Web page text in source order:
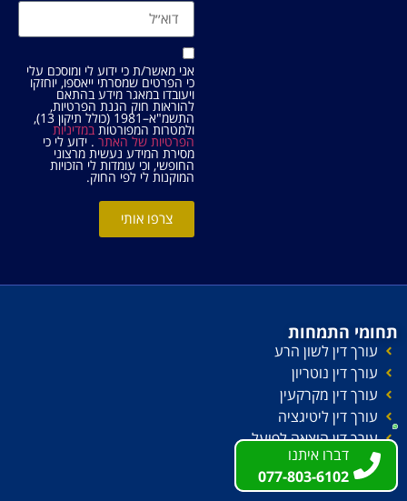
דברו איתנו
077-803-6102
אני מאשר/ת כי ידוע לי ומוסכם עלי
כי הפרטים שמסרתי ייאספו, יוחזקו
ויעובדו במאגר מידע בהתאם
להוראות חוק הגנת הפרטיות,
התשמ"א–1981 (כולל תיקון 13),
ולמטרות המפורטות במדיניות
הפרטיות של האתר . ידוע לי כי
מסירת המידע נעשית מרצוני
החופשי, וכי עומדות לי הזכויות
המוקנות לי לפי החוק.
צרפו אותי
תחומי התמחות
עורך דין לשון הרע
עורך דין נוטריון
עורך דין מקרקעין
עורך דין ליטיגציה
עורך דין הוצאה לפועל
עורך דין חדלות פירעון
עורך דין דיני עבודה
דברו איתנו
077-803-6102